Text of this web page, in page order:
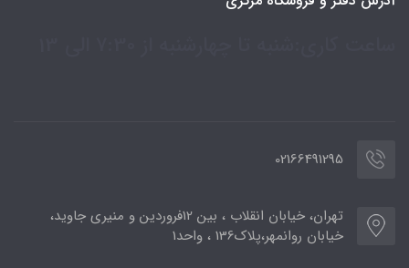
02166491295
تهران، خیابان انقلاب ، بین 12فروردین و منیری جاوید،
خیابان روانمهر،پلاک136 ، واحد1